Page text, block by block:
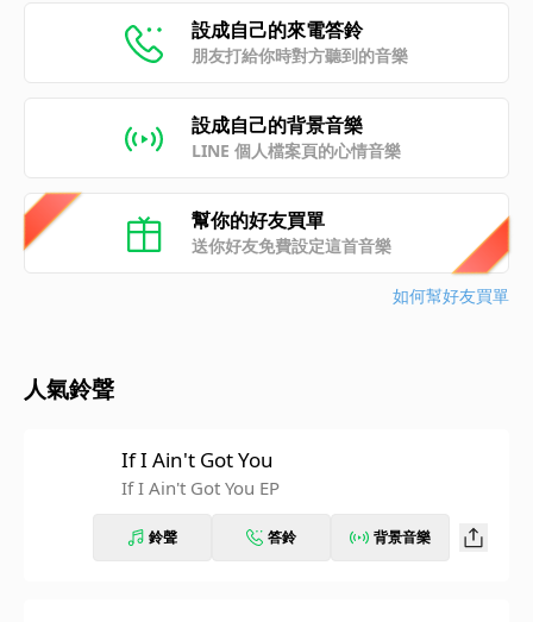
設成自己的來電答鈴
朋友打給你時對方聽到的音樂
設成自己的背景音樂
LINE 個人檔案頁的心情音樂
幫你的好友買單
送你好友免費設定這首音樂
如何幫好友買單
人氣鈴聲
If I Ain't Got You
If I Ain't Got You EP
鈴聲 答鈴 背景音樂